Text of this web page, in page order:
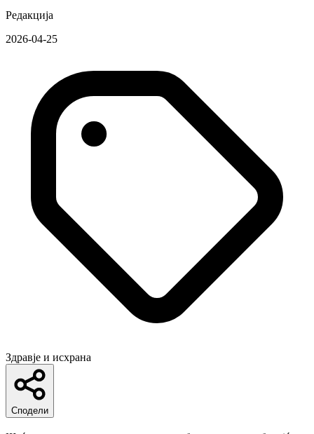
Редакција
2026-04-25
Здравје и исхрана
Сподели